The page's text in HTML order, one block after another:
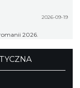
2026-09-19
2026.